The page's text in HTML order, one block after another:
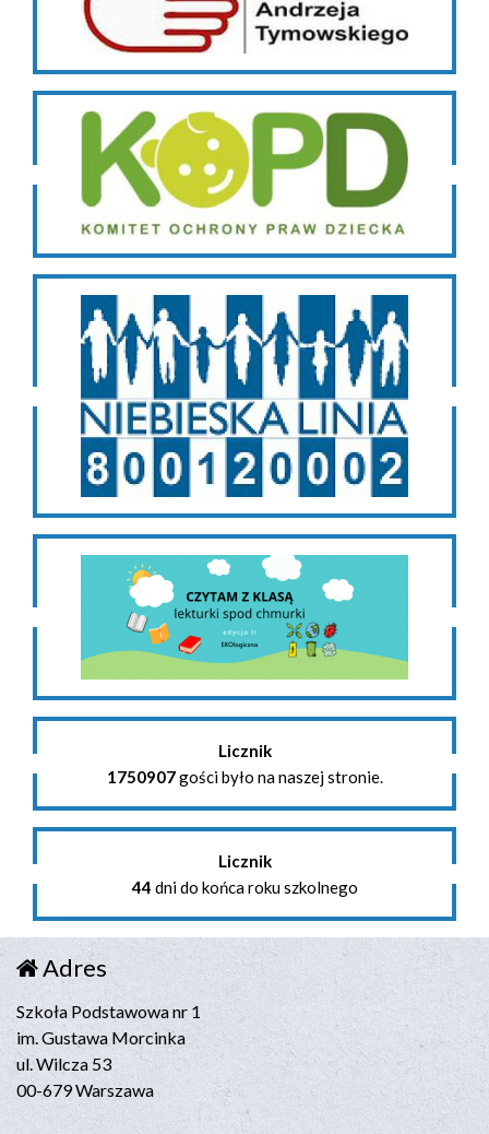
Licznik
1750907gości było na naszej stronie.
Licznik
44 dni do końca roku szkolnego
Adres
Szkoła Podstawowa nr 1
im. Gustawa Morcinka
ul. Wilcza 53
00-679 Warszawa